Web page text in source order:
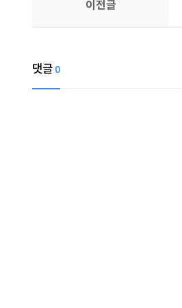
이전글
댓글 0